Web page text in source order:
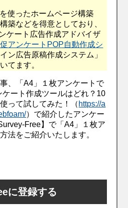
使ったホームページ構築
築などを得意としており、
ケート広告作成アドバイザ
アンケートPOP自動作成シ
ン広告原稿作成システム」
てます。
、「A4」１枚アンケートで
ート作成ツールはどれ？10
って試してみた！（ https://a
）で紹介したアンケー
Free】で「A4」１枚ア
法をご紹介いたします。
に登録する